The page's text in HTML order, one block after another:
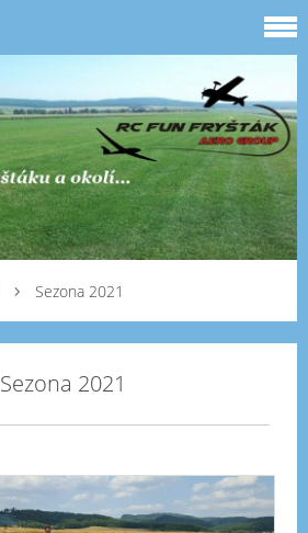
Sezona 2021
Sezona 2021